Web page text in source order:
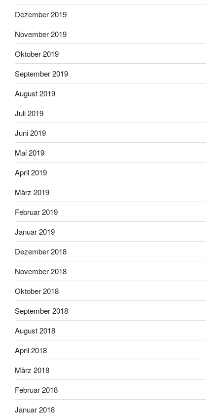
Dezember 2019
November 2019
Oktober 2019
September 2019
August 2019
Juli 2019
Juni 2019
Mai 2019
April 2019
März 2019
Februar 2019
Januar 2019
Dezember 2018
November 2018
Oktober 2018
September 2018
August 2018
April 2018
März 2018
Februar 2018
Januar 2018